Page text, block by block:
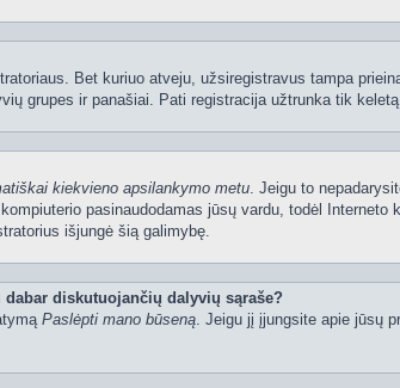
Bet kuriuo atveju, užsiregistravus tampa
grupes ir panašiai. Pati registracija užtrunka tik
kiekvieno apsilankymo metu. Jeigu to
pasinaudodamas jūsų vardu, todėl
išjungė šią galimybę.
diskutuojančių dalyvių sąraše?
Paslėpti mano būseną. Jeigu jį įjungsite apie jūsų